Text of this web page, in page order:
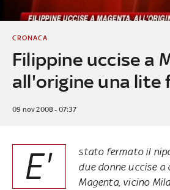
Filippine uccise a
all'origine una lite
CRONACA
09 nov 2008 - 07:37
E'
stato fermato il
due donne uccise
Magenta, vicino